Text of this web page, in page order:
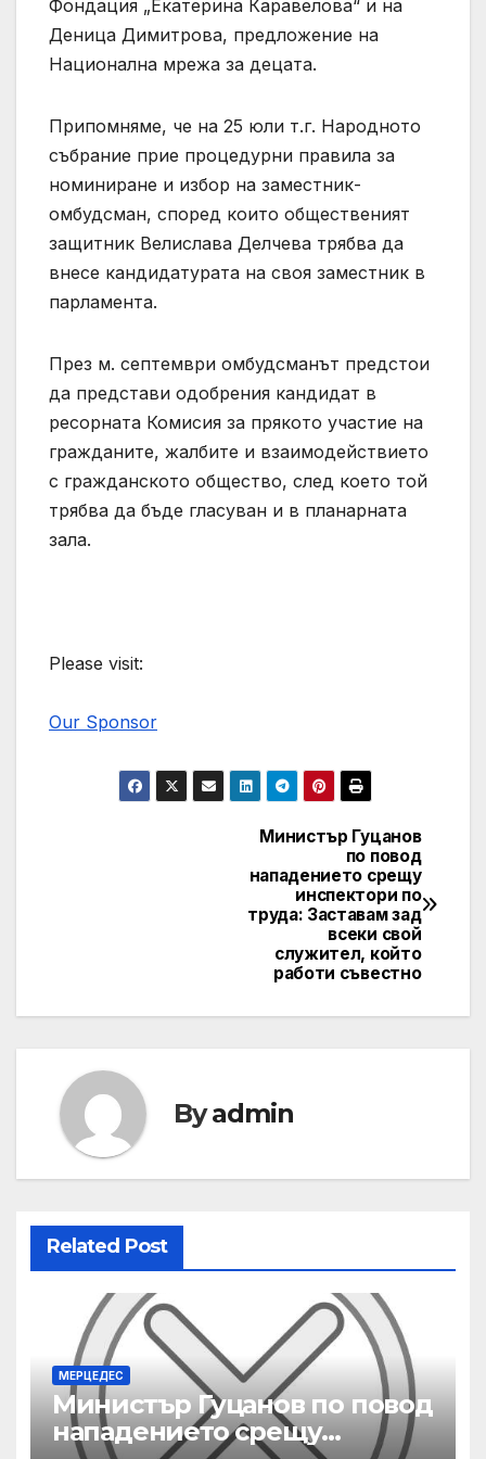
Фондация „Екатерина Каравелова“ и на
Деница Димитрова, предложение на
Национална мрежа за децата.
Припомняме, че на 25 юли т.г. Народното
събрание прие процедурни правила за
номиниране и избор на заместник-
омбудсман, според които общественият
защитник Велислава Делчева трябва да
внесе кандидатурата на своя заместник в
парламента.
През м. септември омбудсманът предстои
да представи одобрения кандидат в
ресорната Комисия за прякото участие на
гражданите, жалбите и взаимодействието
с гражданското общество, след което той
трябва да бъде гласуван и в планарната
зала.
Please visit:
Our Sponsor
Министър Гуцанов
по повод
нападението срещу
инспектори по
труда: Заставам зад
всеки свой
служител, който
работи съвестно
Byadmin
Related Post
МЕРЦЕДЕС
Министър Гуцанов по повод
нападението срещу